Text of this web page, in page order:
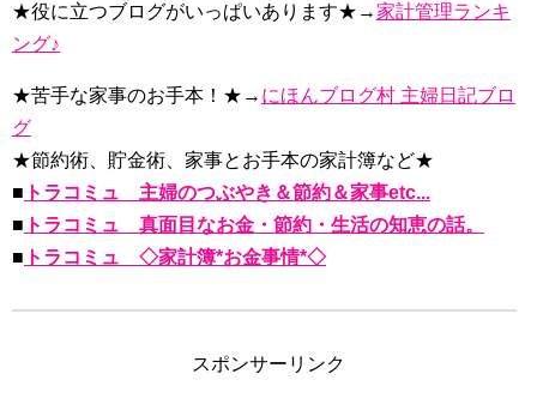
★役に立つブログがいっぱいあります★→家計管理ランキ
ング♪
★苦手な家事のお手本！★→ にほんブログ村 主婦日記ブロ
グ
★節約術、貯金術、家事とお手本の家計簿など★
■ トラコミュ 主婦のつぶやき＆節約＆家事etc...
■ トラコミュ 真面目なお金・節約・生活の知恵の話。
■ トラコミュ ◇家計簿*お金事情*◇
スポンサーリンク